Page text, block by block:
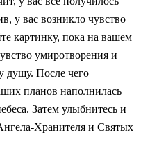
у вас возникло чувство
картинку, пока на вашем
умиротворения и
душу. После чего
планов наполнилась
Затем улыбнитесь и
Хранителя и Святых